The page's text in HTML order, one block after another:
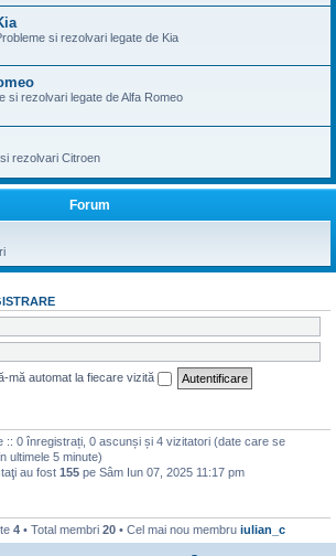
si rezolvari legate de Kia
si rezolvari legate de Alfa Romeo
rezolvari Citroen
Forum
mă automat la fiecare vizită
:: 0 înregistrați, 0 ascunși și 4 vizitatori (date care se
ultimele 5 minute)
au fost 155 pe Sâm Iun 07, 2025 11:17 pm
4 • Total membri 20 • Cel mai nou membru iulian_c